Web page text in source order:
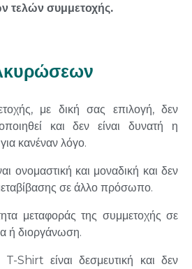
τελών συμμετοχής.
με δική σας επιλογή, δεν
και δεν είναι δυνατή η
κανέναν λόγο.
ονομαστική και μοναδική και δεν
σε άλλο πρόσωπο.
μεταφοράς της συμμετοχής σε
ή διοργάνωση.
Shirt είναι δεσμευτική και δεν